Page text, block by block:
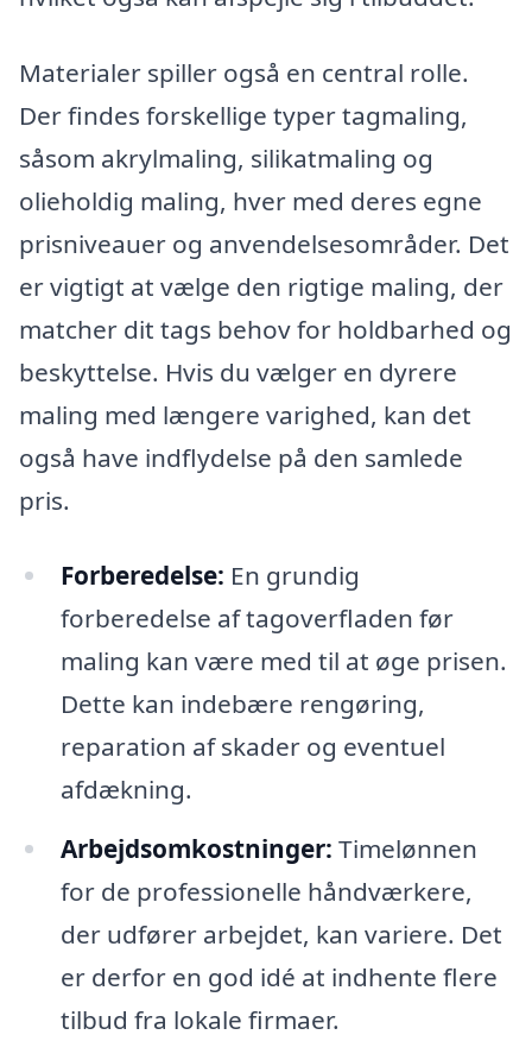
Materialer spiller også en central rolle.
Der findes forskellige typer tagmaling,
såsom akrylmaling, silikatmaling og
olieholdig maling, hver med deres egne
prisniveauer og anvendelsesområder. Det
er vigtigt at vælge den rigtige maling, der
matcher dit tags behov for holdbarhed og
beskyttelse. Hvis du vælger en dyrere
maling med længere varighed, kan det
også have indflydelse på den samlede
pris.
Forberedelse: En grundig
forberedelse af tagoverfladen før
maling kan være med til at øge prisen.
Dette kan indebære rengøring,
reparation af skader og eventuel
afdækning.
Arbejdsomkostninger: Timelønnen
for de professionelle håndværkere,
der udfører arbejdet, kan variere. Det
er derfor en god idé at indhente flere
tilbud fra lokale firmaer.